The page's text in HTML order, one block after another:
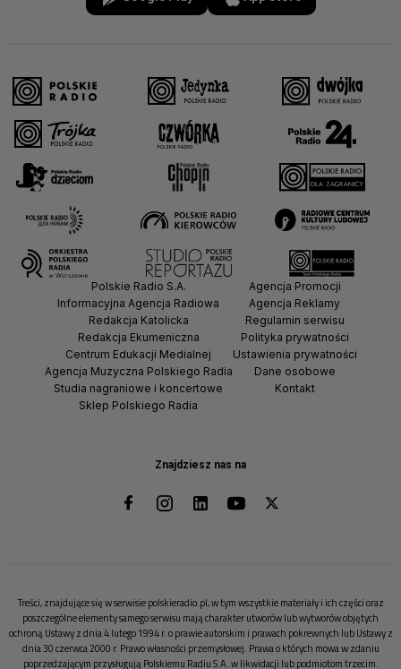
Znajdziesz nas na
Polskie Radio S.A.
Informacyjna Agencja Radiowa
Redakcja Katolicka
Redakcja Ekumeniczna
Centrum Edukacji Medialnej
Agencja Muzyczna Polskiego Radia
Studia nagraniowe i koncertowe
Sklep Polskiego Radia
Agencja Promocji
Agencja Reklamy
Regulamin serwisu
Polityka prywatności
Ustawienia prywatności
Dane osobowe
Kontakt
Treści, znajdujące się w serwisie polskieradio.pl, w tym wszystkie materiały i ich części oraz
poszczególne elementy samego serwisu mają charakter utworów lub wytworów objętych
ochroną Ustawy z dnia 4 lutego 1994 r. o prawie autorskim i prawach pokrewnych lub Ustawy z
dnia 30 czerwca 2000 r. Prawo własności przemysłowej. Prawa o których mowa w zdaniu
poprzedzającym przysługują Polskiemu Radiu S.A. w likwidacji lub podmiotom trzecim.